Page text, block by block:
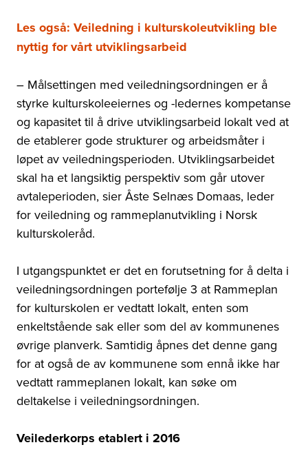
Les også: Veiledning i kulturskoleutvikling ble
nyttig for vårt utviklingsarbeid
– Målsettingen med veiledningsordningen er å
styrke kulturskoleeiernes og -ledernes kompetanse
og kapasitet til å drive utviklingsarbeid lokalt ved at
de etablerer gode strukturer og arbeidsmåter i
løpet av veiledningsperioden. Utviklingsarbeidet
skal ha et langsiktig perspektiv som går utover
avtaleperioden, sier Åste Selnæs Domaas, leder
for veiledning og rammeplanutvikling i Norsk
kulturskoleråd.
I utgangspunktet er det en forutsetning for å delta i
veiledningsordningen portefølje 3 at Rammeplan
for kulturskolen er vedtatt lokalt, enten som
enkeltstående sak eller som del av kommunenes
øvrige planverk. Samtidig åpnes det denne gang
for at også de av kommunene som ennå ikke har
vedtatt rammeplanen lokalt, kan søke om
deltakelse i veiledningsordningen.
Veilederkorps etablert i 2016